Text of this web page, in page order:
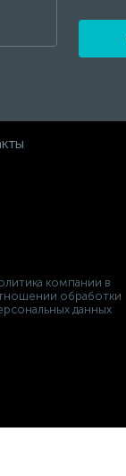
компании в
обработки
данных